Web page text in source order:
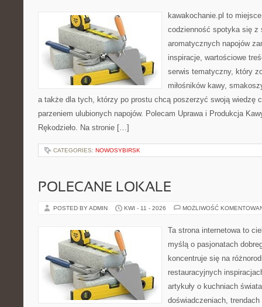
kawakochanie.pl to
codzienność spotyka się z
aromatycznych napojów
inspiracje, wartościowe
serwis tematyczny, który
miłośników kawy,
a także dla tych, którzy po prostu chcą poszerzyć swoją wiedzę
parzeniem ulubionych napojów. Polecam Uprawa i Produkcja
Rękodzieło. Na stronie […]
CATEGORIES: NOWOSYBIRSK
POLECANE LOKALE
POSTED BY ADMIN KWI - 11 - 2026 MOŻLIWOŚĆ
Ta strona internetowa to
myślą o pasjonatach
koncentruje się na
restauracyjnych
artykuły o kuchniach
doświadczeniach,